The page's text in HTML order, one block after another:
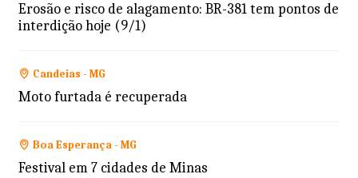
Erosão e risco de alagamento: BR-381 tem pontos de
interdição hoje (9/1)
Candeias - MG
Moto furtada é recuperada
Boa Esperança - MG
Festival em 7 cidades de Minas